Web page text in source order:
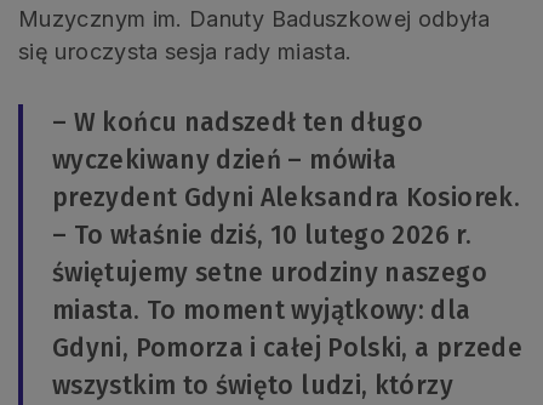
Muzycznym im. Danuty Baduszkowej odbyła
się uroczysta sesja rady miasta.
– W końcu nadszedł ten długo
wyczekiwany dzień – mówiła
prezydent Gdyni Aleksandra Kosiorek.
– To właśnie dziś, 10 lutego 2026 r.
świętujemy setne urodziny naszego
miasta. To moment wyjątkowy: dla
Gdyni, Pomorza i całej Polski, a przede
wszystkim to święto ludzi, którzy